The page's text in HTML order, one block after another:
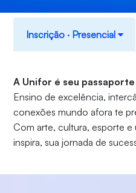
Inscrição ‧ Presencial
A Unifor é seu
Ensino de excelência,
conexões mundo afora te
Com arte, cultura, esporte
inspira, sua jornada de